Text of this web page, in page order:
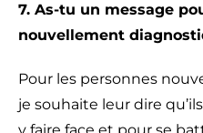
7. As-tu un message
nouvellement
Pour les personnes
je souhaite leur dire